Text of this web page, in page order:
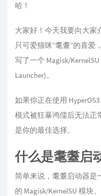
哈！
大家好！今天我要向大家
只可爱猫咪“耄耋”的喜爱
写了一个 Magisk/
Launcher)。
如果你正在使用
模式被狂暴鸿儒后无法
是你的最佳选择。
什么是耄耋启
简单来说，耄耋启动器是
的 Magisk/KernelSU 模块